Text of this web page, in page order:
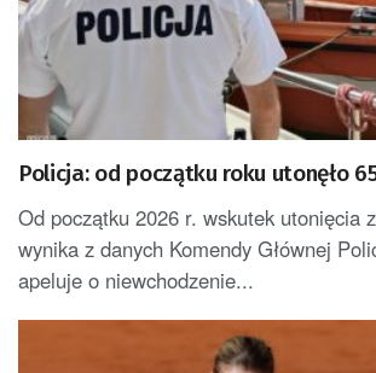
Policja: od początku roku utonęło
Od początku 2026 r. wskutek utonięcia
wynika z danych Komendy Głównej
apeluje o niewchodzenie...